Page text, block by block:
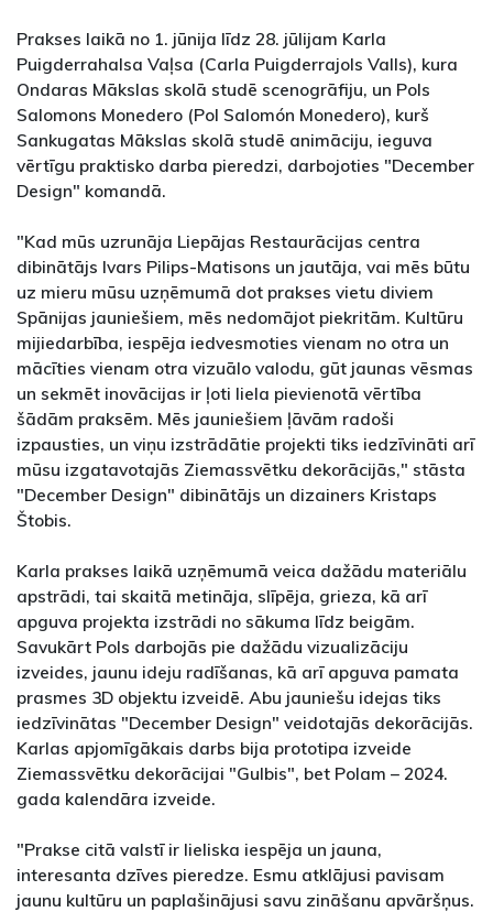
Prakses laikā no 1. jūnija līdz 28. jūlijam Karla
Puigderrahalsa Vaļsa (Carla Puigderrajols Valls), kura
Ondaras Mākslas skolā studē scenogrāfiju, un Pols
Salomons Monedero (Pol Salomón Monedero), kurš
Sankugatas Mākslas skolā studē animāciju, ieguva
vērtīgu praktisko darba pieredzi, darbojoties "December
Design" komandā.
"Kad mūs uzrunāja Liepājas Restaurācijas centra
dibinātājs Ivars Pilips-Matisons un jautāja, vai mēs būtu
uz mieru mūsu uzņēmumā dot prakses vietu diviem
Spānijas jauniešiem, mēs nedomājot piekritām. Kultūru
mijiedarbība, iespēja iedvesmoties vienam no otra un
mācīties vienam otra vizuālo valodu, gūt jaunas vēsmas
un sekmēt inovācijas ir ļoti liela pievienotā vērtība
šādām praksēm. Mēs jauniešiem ļāvām radoši
izpausties, un viņu izstrādātie projekti tiks iedzīvināti arī
mūsu izgatavotajās Ziemassvētku dekorācijās," stāsta
"December Design" dibinātājs un dizainers Kristaps
Štobis.
Karla prakses laikā uzņēmumā veica dažādu materiālu
apstrādi, tai skaitā metināja, slīpēja, grieza, kā arī
apguva projekta izstrādi no sākuma līdz beigām.
Savukārt Pols darbojās pie dažādu vizualizāciju
izveides, jaunu ideju radīšanas, kā arī apguva pamata
prasmes 3D objektu izveidē. Abu jauniešu idejas tiks
iedzīvinātas "December Design" veidotajās dekorācijās.
Karlas apjomīgākais darbs bija prototipa izveide
Ziemassvētku dekorācijai "Gulbis", bet Polam – 2024.
gada kalendāra izveide.
"Prakse citā valstī ir lieliska iespēja un jauna,
interesanta dzīves pieredze. Esmu atklājusi pavisam
jaunu kultūru un paplašinājusi savu zināšanu apvāršņus.